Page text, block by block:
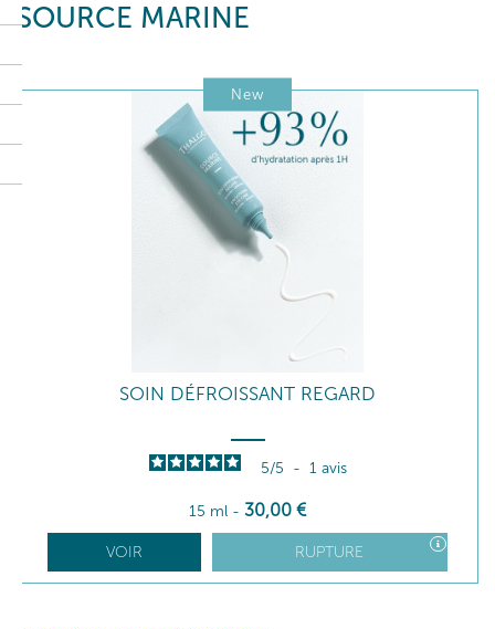
SOURCE MARINE
New
SOIN DÉFROISSANT REGARD
5/5 - 1 avis
15 ml - 30,00 €
VOIR RUPTURE